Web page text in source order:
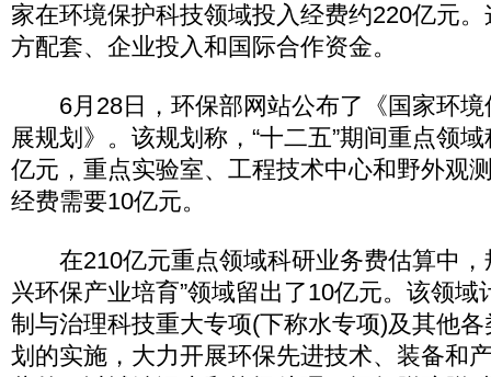
家在环境保护科技领域投入经费约220亿元
方配套、企业投入和国际合作资金。
6月28日，环保部网站公布了《国家环境
展规划》。该规划称，“十二五”期间重点领
亿元，重点实验室、工程技术中心和野外观
经费需要10亿元。
在210亿元重点领域科研业务费估算中，
兴环保产业培育”领域留出了10亿元。该领域
制与治理科技重大专项(下称水专项)及其他
划的实施，大力开展环保先进技术、装备和